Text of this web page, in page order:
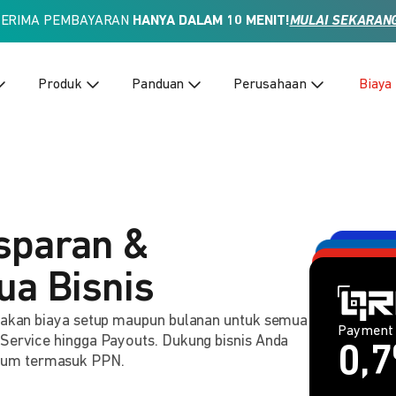
PEMBAYARAN HANYA DALAM 10 MENIT!MULAI
Produk Panduan Perusahaan Biaya
&
Bisnis
biaya setup maupun bulanan untuk semua
hingga Payouts. Dukung bisnis Anda
termasuk PPN.
Payment
Payment
Payment